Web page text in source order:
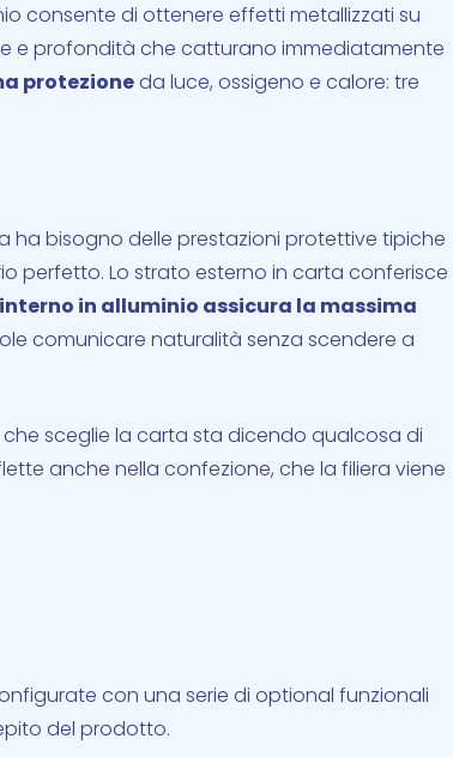
consente di ottenere effetti metallizzati su
e profondità che catturano immediatamente
protezioneda luce, ossigeno e calore: tre
ha bisogno delle prestazioni protettive tipiche
perfetto. Lo strato esterno in carta conferisce
in alluminio assicura la massima
comunicare naturalità senza scendere a
sceglie la carta sta dicendo qualcosa di
anche nella confezione, che la filiera viene
con una serie di optional funzionali
del prodotto.